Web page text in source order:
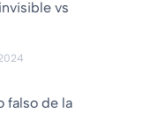
vs
falso de la